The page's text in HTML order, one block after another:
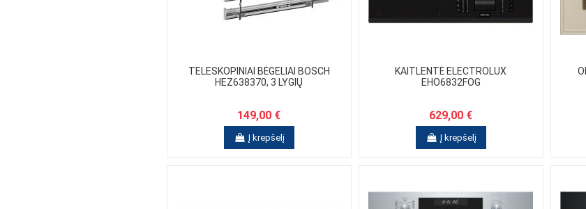
TELESKOPINIAI BĖGELIAI BOSCH
HEZ638370, 3 LYGIŲ
149,00 €
Į krepšelį
KAITLENTĖ ELECTROLUX
EHO6832FOG
629,00 €
Į krepšelį